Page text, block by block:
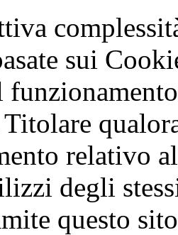
sui
relativo
degli
questo